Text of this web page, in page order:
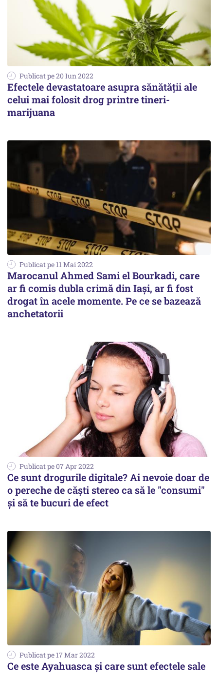
Publicat pe 20 Iun 2022
Efectele devastatoare asupra sănătății ale
celui mai folosit drog printre tineri-
marijuana
Publicat pe 11 Mai 2022
Marocanul Ahmed Sami el Bourkadi, care
ar fi comis dubla crimă din Iași, ar fi fost
drogat în acele momente. Pe ce se bazează
anchetatorii
Publicat pe 07 Apr 2022
Ce sunt drogurile digitale? Ai nevoie doar de
o pereche de căşti stereo ca să le "consumi"
şi să te bucuri de efect
Publicat pe 17 Mar 2022
Ce este Ayahuasca și care sunt efectele sale